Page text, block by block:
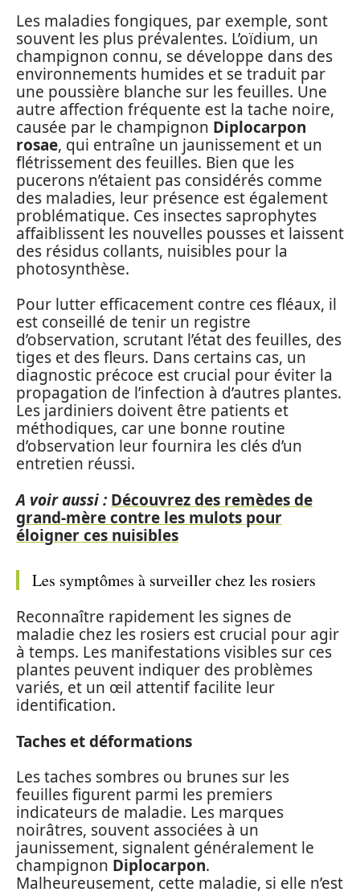
Les maladies fongiques, par exemple, sont
souvent les plus prévalentes. L’oïdium, un
champignon connu, se développe dans des
environnements humides et se traduit par
une poussière blanche sur les feuilles. Une
autre affection fréquente est la tache noire,
causée par le champignon Diplocarpon
rosae, qui entraîne un jaunissement et un
flétrissement des feuilles. Bien que les
pucerons n’étaient pas considérés comme
des maladies, leur présence est également
problématique. Ces insectes saprophytes
affaiblissent les nouvelles pousses et laissent
des résidus collants, nuisibles pour la
photosynthèse.
Pour lutter efficacement contre ces fléaux, il
est conseillé de tenir un registre
d’observation, scrutant l’état des feuilles, des
tiges et des fleurs. Dans certains cas, un
diagnostic précoce est crucial pour éviter la
propagation de l’infection à d’autres plantes.
Les jardiniers doivent être patients et
méthodiques, car une bonne routine
d’observation leur fournira les clés d’un
entretien réussi.
A voir aussi : Découvrez des remèdes de
grand-mère contre les mulots pour
éloigner ces nuisibles
Les symptômes à surveiller chez les rosiers
Reconnaître rapidement les signes de
maladie chez les rosiers est crucial pour agir
à temps. Les manifestations visibles sur ces
plantes peuvent indiquer des problèmes
variés, et un œil attentif facilite leur
identification.
Taches et déformations
Les taches sombres ou brunes sur les
feuilles figurent parmi les premiers
indicateurs de maladie. Les marques
noirâtres, souvent associées à un
jaunissement, signalent généralement le
champignon Diplocarpon.
Malheureusement, cette maladie, si elle n’est